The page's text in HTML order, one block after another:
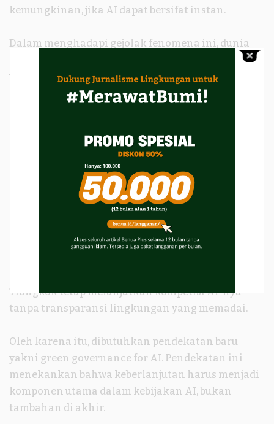
kemungkinan, jika AI dapat bersifat instan.
Dalam menghadapi gejolak fenomena ini, dunia
membutuhkan mekanisme tata kelola global
untuk memastikan bahwa perkembangan AI tidak
merusak lingkungan dan memperburuk
ketimpangan global.
Upaya ke arah itu sebenarnya sudah dimulai. Pada
2021, UNESCO mengeluarkanRecommendation on
the Ethics of Artificial Intelligenceyaitu dokumen
pertama yang secara eksplisit menyoroti dimensi
etika dan keberlanjutan dalam pengembangan AI.
Namun, rekomendasi tersebut masih bersifat
sukarela dan tidak mengikat secara hukum.
Negara besar seperti Amerika Serikat dan
Tiongkok tetap melanjutkan kompetisi AI-nya
tanpa transparansi lingkungan yang memadai.
Oleh karena itu, dibutuhkan pendekatan baru
yakni green governance for AI. Pendekatan ini
menekankan bahwa keberlanjutan harus menjadi
komponen utama dalam kebijakan AI, bukan
tambahan di akhir.